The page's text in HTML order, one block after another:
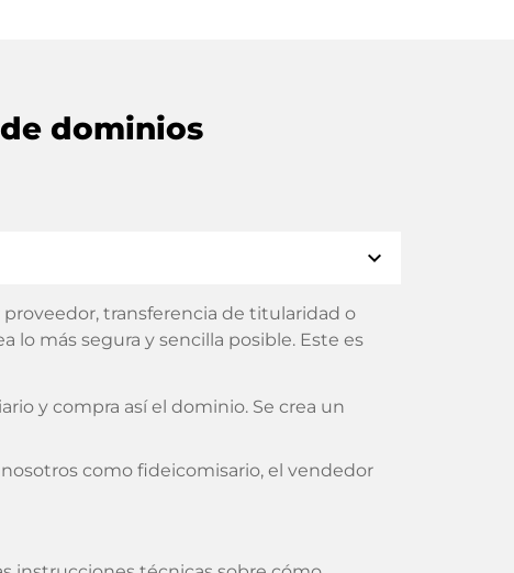
dominios
expand_more
transferencia de titularidad o
lo más segura y sencilla posible. Este es
y compra así el dominio. Se crea un
como fideicomisario, el vendedor